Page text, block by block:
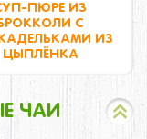
ПЮРЕ ИЗ
С
ИЗ
ЦЫПЛЁНКА
ЧАИ